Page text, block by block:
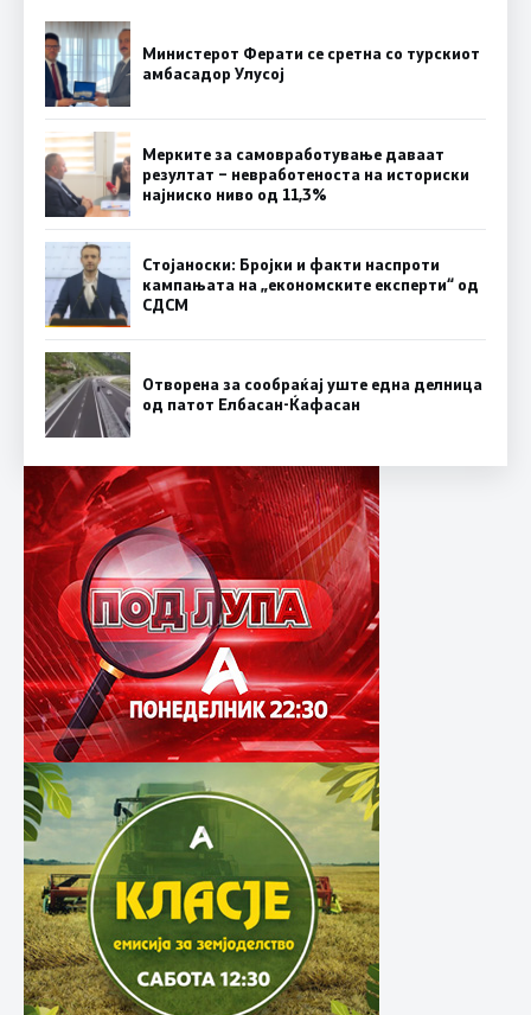
Министерот Ферати се сретна со турскиот
амбасадор Улусој
Мерките за самовработување даваат
резултат – невработеноста на историски
најниско ниво од 11,3%
Стојаноски: Бројки и факти наспроти
кампањата на „економските експерти“ од
СДСM
Отворена за сообраќај уште една делница
од патот Елбасан-Ќафасан